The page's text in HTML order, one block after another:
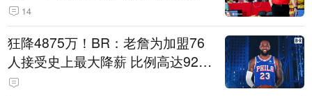
14
狂降4875万！BR：老詹为加盟76
人接受史上最大降薪 比例高达92.
6%